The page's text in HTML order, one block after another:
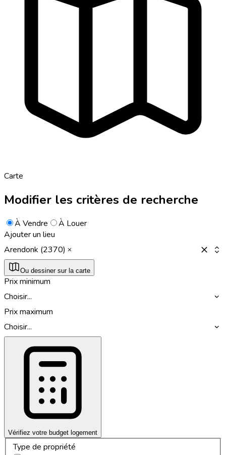
Carte
Modifier les critères de recherche
À Vendre
À Louer
Ajouter un lieu
Arendonk (2370)
Ou dessiner sur la carte
Prix minimum
Choisir...
Prix maximum
Choisir...
Vérifiez votre budget logement
Type de propriété